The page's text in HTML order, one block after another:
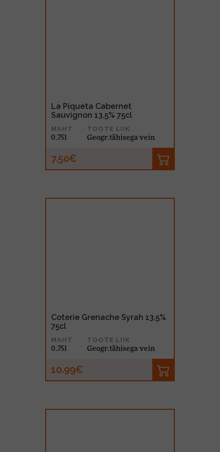
La Piqueta Cabernet
Sauvignon 13,5% 75cl
MAHT
0.75l
TOOTE LIIK
Geogr.tähisega vein
7.50€
Coterie Grenache Syrah 13,5%
75cl
MAHT
0.75l
TOOTE LIIK
Geogr.tähisega vein
10.99€